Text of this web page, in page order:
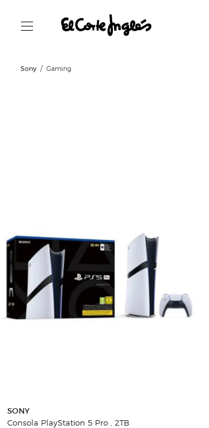
Sony Gaming
SONY
Consola PlayStation 5 Pro , 2TB